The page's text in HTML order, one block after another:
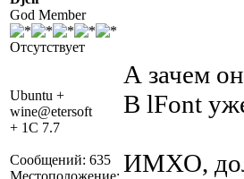
God Member
Отсутствует
Ubuntu +
wine@etersoft
+ 1C 7.7
Сообщений: 635
Местоположение:
А зачем
В lFont
ИМХО,